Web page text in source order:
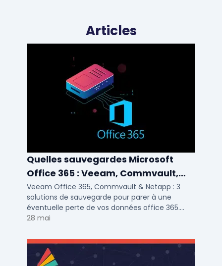
Articles
Quelles sauvegardes Microsoft
Office 365 : Veeam, Commvault,
Netapp
Veeam Office 365, Commvault & Netapp : 3
solutions de sauvegarde pour parer à une
éventuelle perte de vos données office 365.
Voici notre ...
28 mai